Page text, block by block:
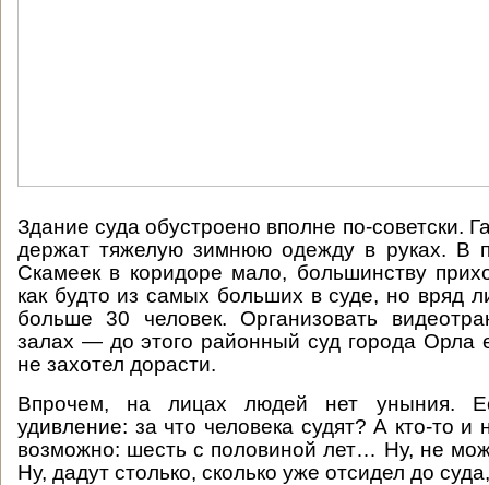
Здание суда обустроено вполне по-советски.
держат тяжелую зимнюю одежду в руках. В
Скамеек в коридоре мало, большинству
как будто из самых больших в суде, но вряд
больше 30 человек. Организовать
залах — до этого районный суд города
не захотел дорасти.
Впрочем, на лицах людей нет уныния.
удивление: за что человека судят? А кто-то и
возможно: шесть с половиной лет… Ну, не
Ну, дадут столько, сколько уже отсидел до